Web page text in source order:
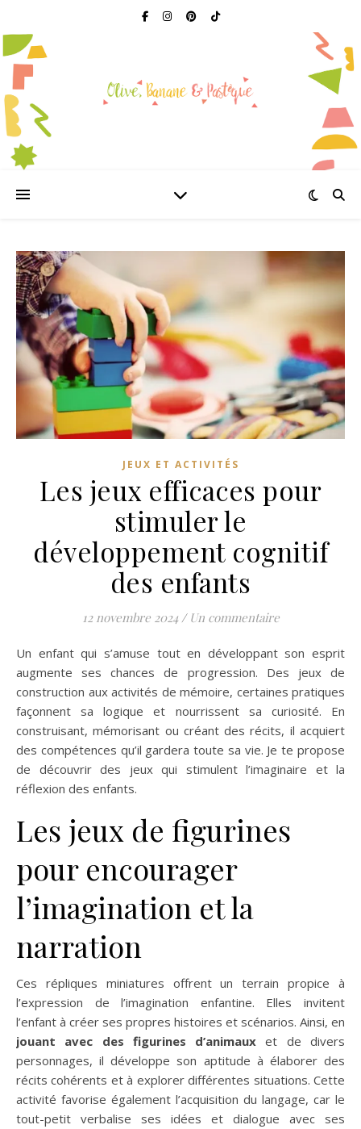
JEUX ET ACTIVITÉS
Les jeux efficaces pour
stimuler le
développement cognitif
des enfants
12 novembre 2024 / Un commentaire
Un enfant qui s’amuse tout en développant son esprit
augmente ses chances de progression. Des jeux de
construction aux activités de mémoire, certaines pratiques
façonnent sa logique et nourrissent sa curiosité. En
construisant, mémorisant ou créant des récits, il acquiert
des compétences qu’il gardera toute sa vie. Je te propose
de découvrir des jeux qui stimulent l’imaginaire et la
réflexion des enfants.
Les jeux de figurines
pour encourager
l’imagination et la
narration
Ces répliques miniatures offrent un terrain propice à
l’expression de l’imagination enfantine. Elles invitent
l’enfant à créer ses propres histoires et scénarios. Ainsi, en
jouant avec des figurines d’animaux et de divers
personnages, il développe son aptitude à élaborer des
récits cohérents et à explorer différentes situations. Cette
activité favorise également l’acquisition du langage, car le
tout-petit verbalise ses idées et dialogue avec ses